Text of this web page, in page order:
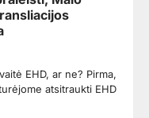
EHD, ar ne? Pirma,
atsitraukti EHD